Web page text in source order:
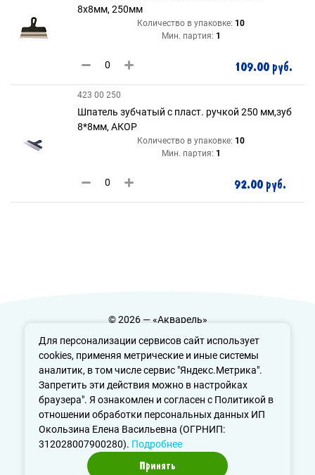
Для персонализации сервисов сайт использует
cookies, применяя метрические и иные системы
аналитик, в том числе сервис "Яндекс.Метрика".
Запретить эти действия можно в настройках
браузера". Я ознакомлен и согласен с Политикой в
отношении обработки персональных данных ИП
Окользина Елена Васильевна (ОГРНИП:
312028007900280). Подробнее
Принять
8х8мм, 250мм
Количество в упаковке: 10
Мин. партия: 1
109.00 руб.
423 00 250
Шпатель зубчатый с пласт. ручкой 250 мм,зуб
8*8мм, АКОР
Количество в упаковке: 10
Мин. партия: 1
92.00 руб.
© 2026 — «Акварель»
Политика конфиденциальности